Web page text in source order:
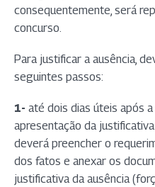
consequentemente, será
concurso.
Para justificar a ausência,
seguintes passos:
1- até dois dias úteis após
apresentação da
deverá preencher o
dos fatos e anexar os
justificativa da ausência